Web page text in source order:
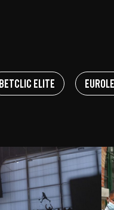
Betclic Elite